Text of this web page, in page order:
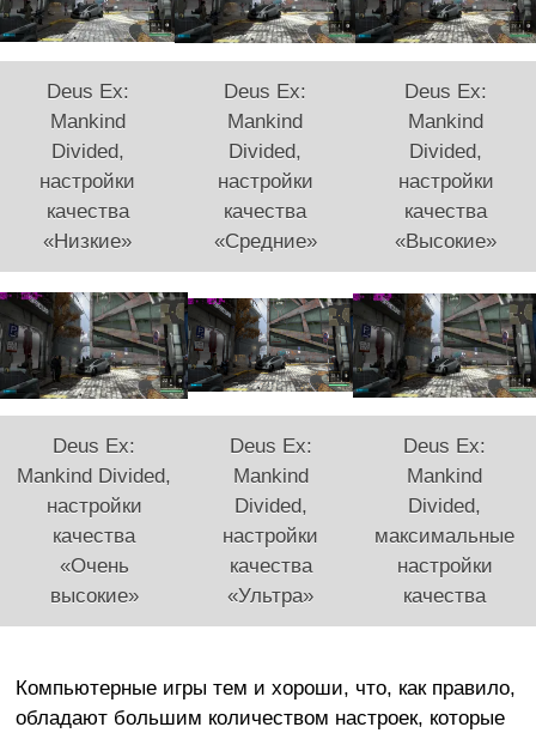
Deus Ex:
Mankind
Divided,
настройки
качества
«Низкие»
Deus Ex:
Mankind
Divided,
настройки
качества
«Средние»
Deus Ex:
Mankind
Divided,
настройки
качества
«Высокие»
Deus Ex:
Mankind Divided,
настройки
качества
«Очень
высокие»
Deus Ex:
Mankind
Divided,
настройки
качества
«Ультра»
Deus Ex:
Mankind
Divided,
максимальные
настройки
качества
Компьютерные игры тем и хороши, что, как правило,
обладают большим количеством настроек, которые